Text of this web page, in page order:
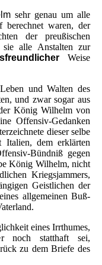
sehr genau um alle
berechnet waren, der
der preußischen
alle Anstalten zur
Weise
und Walten des
und zwar sogar aus
König Wilhelm von
Offensiv-Gedanken
dieser selbe
dem erklärten
Bündniß gegen
König Wilhelm, nicht
Kriegsjammers,
Geistlichen der
allgemeinen Buß-
eines Irrthumes,
noch statthaft sei,
zu dem Briefe des